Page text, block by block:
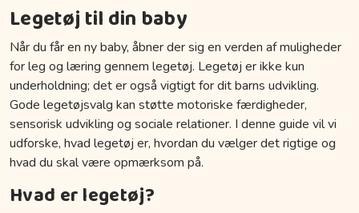
Legetøj til din baby
Når du får en ny baby, åbner der sig en verden af muligheder
for leg og læring gennem legetøj. Legetøj er ikke kun
underholdning; det er også vigtigt for dit barns udvikling.
Gode legetøjsvalg kan støtte motoriske færdigheder,
sensorisk udvikling og sociale relationer. I denne guide vil vi
udforske, hvad legetøj er, hvordan du vælger det rigtige og
hvad du skal være opmærksom på.
Hvad er legetøj?